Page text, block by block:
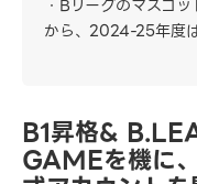
Bリーグのマスコ
から、2024-25年度
B1昇格&
GAMEを機に